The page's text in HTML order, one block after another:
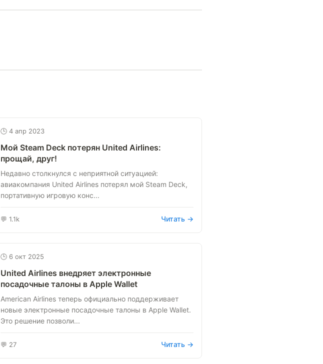
🕒 4 апр 2023
Мой Steam Deck потерян United Airlines:
прощай, друг!
Недавно столкнулся с неприятной ситуацией:
авиакомпания United Airlines потерял мой Steam Deck,
портативную игровую конс...
💬 1.1k Читать →
🕒 6 окт 2025
United Airlines внедряет электронные
посадочные талоны в Apple Wallet
American Airlines теперь официально поддерживает
новые электронные посадочные талоны в Apple Wallet.
Это решение позволи...
💬 27 Читать →